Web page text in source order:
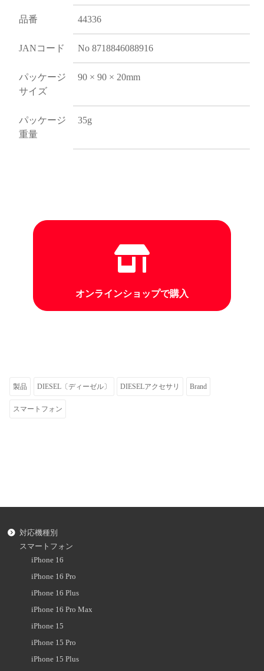
品番 44336
JANコード No 8718846088916
パッケージ
サイズ
90 × 90 × 20mm
パッケージ
重量
35g
オンラインショップで購入
製品 DIESEL〔ディーゼル〕 DIESELアクセサリ Brand
スマートフォン
対応機種別
スマートフォン
iPhone 16
iPhone 16 Pro
iPhone 16 Plus
iPhone 16 Pro Max
iPhone 15
iPhone 15 Pro
iPhone 15 Plus